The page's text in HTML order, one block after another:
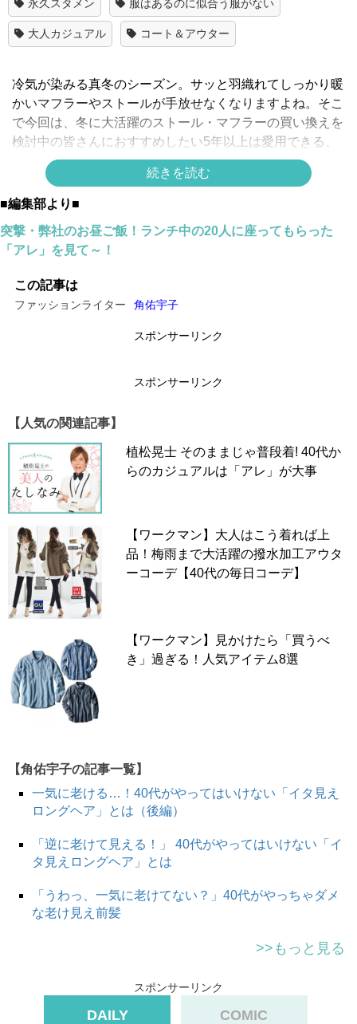
永久スタメン 服はあるのに似合う服がない
大人カジュアル コート＆アウター
冷気が染みる真冬のシーズン。サッと羽織れてしっかり暖
かいマフラーやストールが手放せなくなりますよね。そこ
で今回は、冬に大活躍のストール・マフラーの買い換えを
検討中の皆さんにおすすめしたい5年以上は愛用できる、
いま選ぶべきベーシックなデザインの特徴をご紹介しま
◆こちらの記事も読まれています
絶対に捨てないで！10年以上愛用できる【冬アウタ
ー】永遠の定番２選
ストールはほどよい厚みと幅70cm×長さ190cmが
ストール・マフラーは幅や長さといったサイズによって出
来る巻き方のアレンジが変わります。単純に長さが足りな
いとシンプルな巻き方しかできないので、さまざまなアレ
幅が狭ければストールを巻いても適切なボリュームが生ま
れません。
そういった点を鑑みて選ぶべきベストなサイズは幅が
70cm×長さが190cmの大判タイプでしょうか。ただ、ニッ
トなど厚みがあるものは複雑な巻き方アレンジには不向き
ものが良いでしょう。
マフラーはニット素材・幅30cm×長さ170cmが◎
続きを読む
■編集部より■
突撃・弊社のお昼ご飯！ランチ中の20人に座ってもらった
「アレ」を見て～！
この記事は
ファッションライター 角佑宇子
スポンサーリンク
スポンサーリンク
【人気の関連記事】
植松晃士 そのままじゃ普段着! 40代か
らのカジュアルは「アレ」が大事
【ワークマン】大人はこう着れば上
品！梅雨まで大活躍の撥水加工アウタ
ーコーデ【40代の毎日コーデ】
【ワークマン】見かけたら「買うべ
き」過ぎる！人気アイテム8選
【角佑宇子の記事一覧】
一気に老ける…！40代がやってはいけない「イタ見え
ロングヘア」とは（後編）
「逆に老けて見える！」 40代がやってはいけない「イ
タ見えロングヘア」とは
「うわっ、一気に老けてない？」40代がやっちゃダメ
な老け見え前髪
>>もっと見る
スポンサーリンク
DAILY COMIC